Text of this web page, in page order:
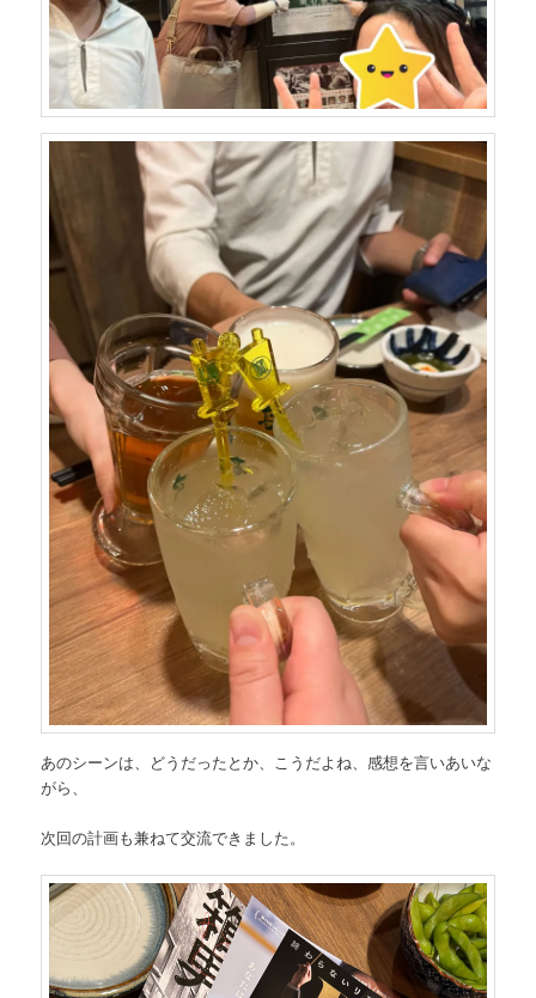
あのシーンは、どうだったとか、こうだよね、感想を言いあいな
がら、
次回の計画も兼ねて交流できました。